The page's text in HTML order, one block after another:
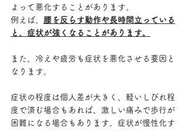
よって悪化することがあります。
例えば、 腰を反らす動作や長時間立っている
と、症状が強くなることがあります。
また、冷えや疲労も症状を悪化させる要因と
なります。
症状の程度は個人差が大きく、軽いしびれ程
度で済む場合もあれば、激しい痛みで歩行が
困難になる場合もあります。症状が慢性化す